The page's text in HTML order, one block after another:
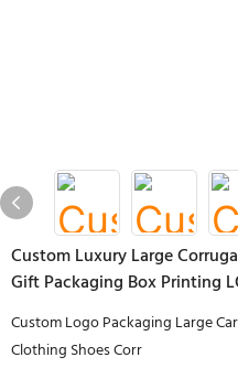
Custom Luxury Large
Gift Packaging Box Printing
Custom Logo Packaging Large
Clothing Shoes Corr